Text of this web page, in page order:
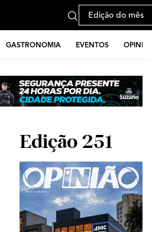
Edição do mês
GASTRONOMIA EVENTOS
Edição 251